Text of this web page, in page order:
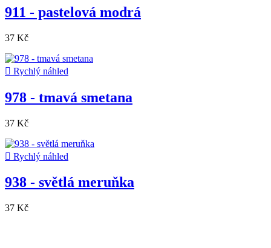
911 - pastelová modrá
37 Kč
 Rychlý náhled
978 - tmavá smetana
37 Kč
 Rychlý náhled
938 - světlá meruňka
37 Kč